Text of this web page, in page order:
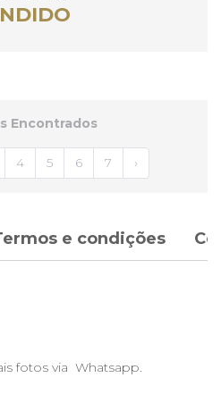
Encontrados
4 5 6 7 ›
e condições
fotos via Whatsapp.